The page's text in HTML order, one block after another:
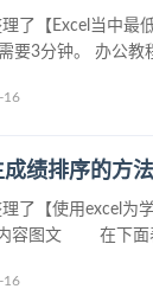
了【Excel当中最
要3分钟。 办公教
16
绩排序的方
了【使用excel为
内容图文 在下面
16